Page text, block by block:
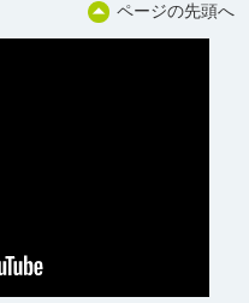
ページの先頭へ